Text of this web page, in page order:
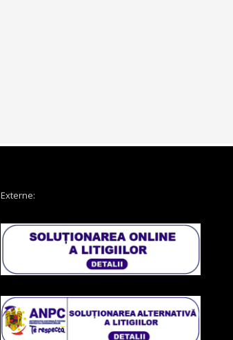
Externe: